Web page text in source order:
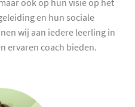
ook op hun visie op het
en hun sociale
wij aan iedere leerling in
ervaren coach bieden.